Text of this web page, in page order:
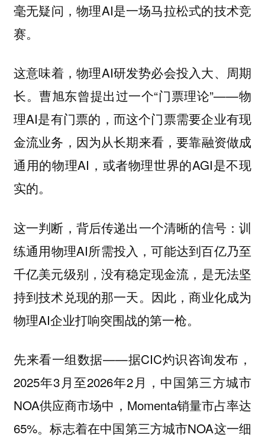
毫无疑问，物理AI是一场马拉松式的技术竞
赛。
这意味着，物理AI研发势必会投入大、周期
长。曹旭东曾提出过一个“门票理论”——物
理AI是有门票的，而这个门票需要企业有现
金流业务，因为从长期来看，要靠融资做成
通用的物理AI，或者物理世界的AGI是不现
实的。
这一判断，背后传递出一个清晰的信号：训
练通用物理AI所需投入，可能达到百亿乃至
千亿美元级别，没有稳定现金流，是无法坚
持到技术兑现的那一天。因此，商业化成为
物理AI企业打响突围战的第一枪。
先来看一组数据——据CIC灼识咨询发布，
2025年3月至2026年2月，中国第三方城市
NOA供应商市场中，Momenta销量市占率达
65%。标志着在中国第三方城市NOA这一细